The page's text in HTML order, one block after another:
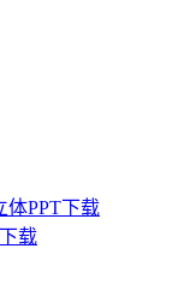
体PPT下载